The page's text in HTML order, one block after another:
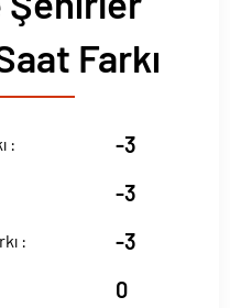
Farkı
: -3
-3
: -3
0